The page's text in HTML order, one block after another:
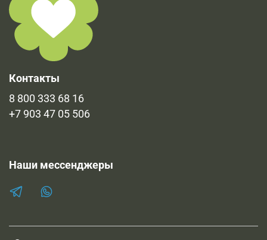
Контакты
8 800 333 68 16
+7 903 47 05 506
Наши мессенджеры